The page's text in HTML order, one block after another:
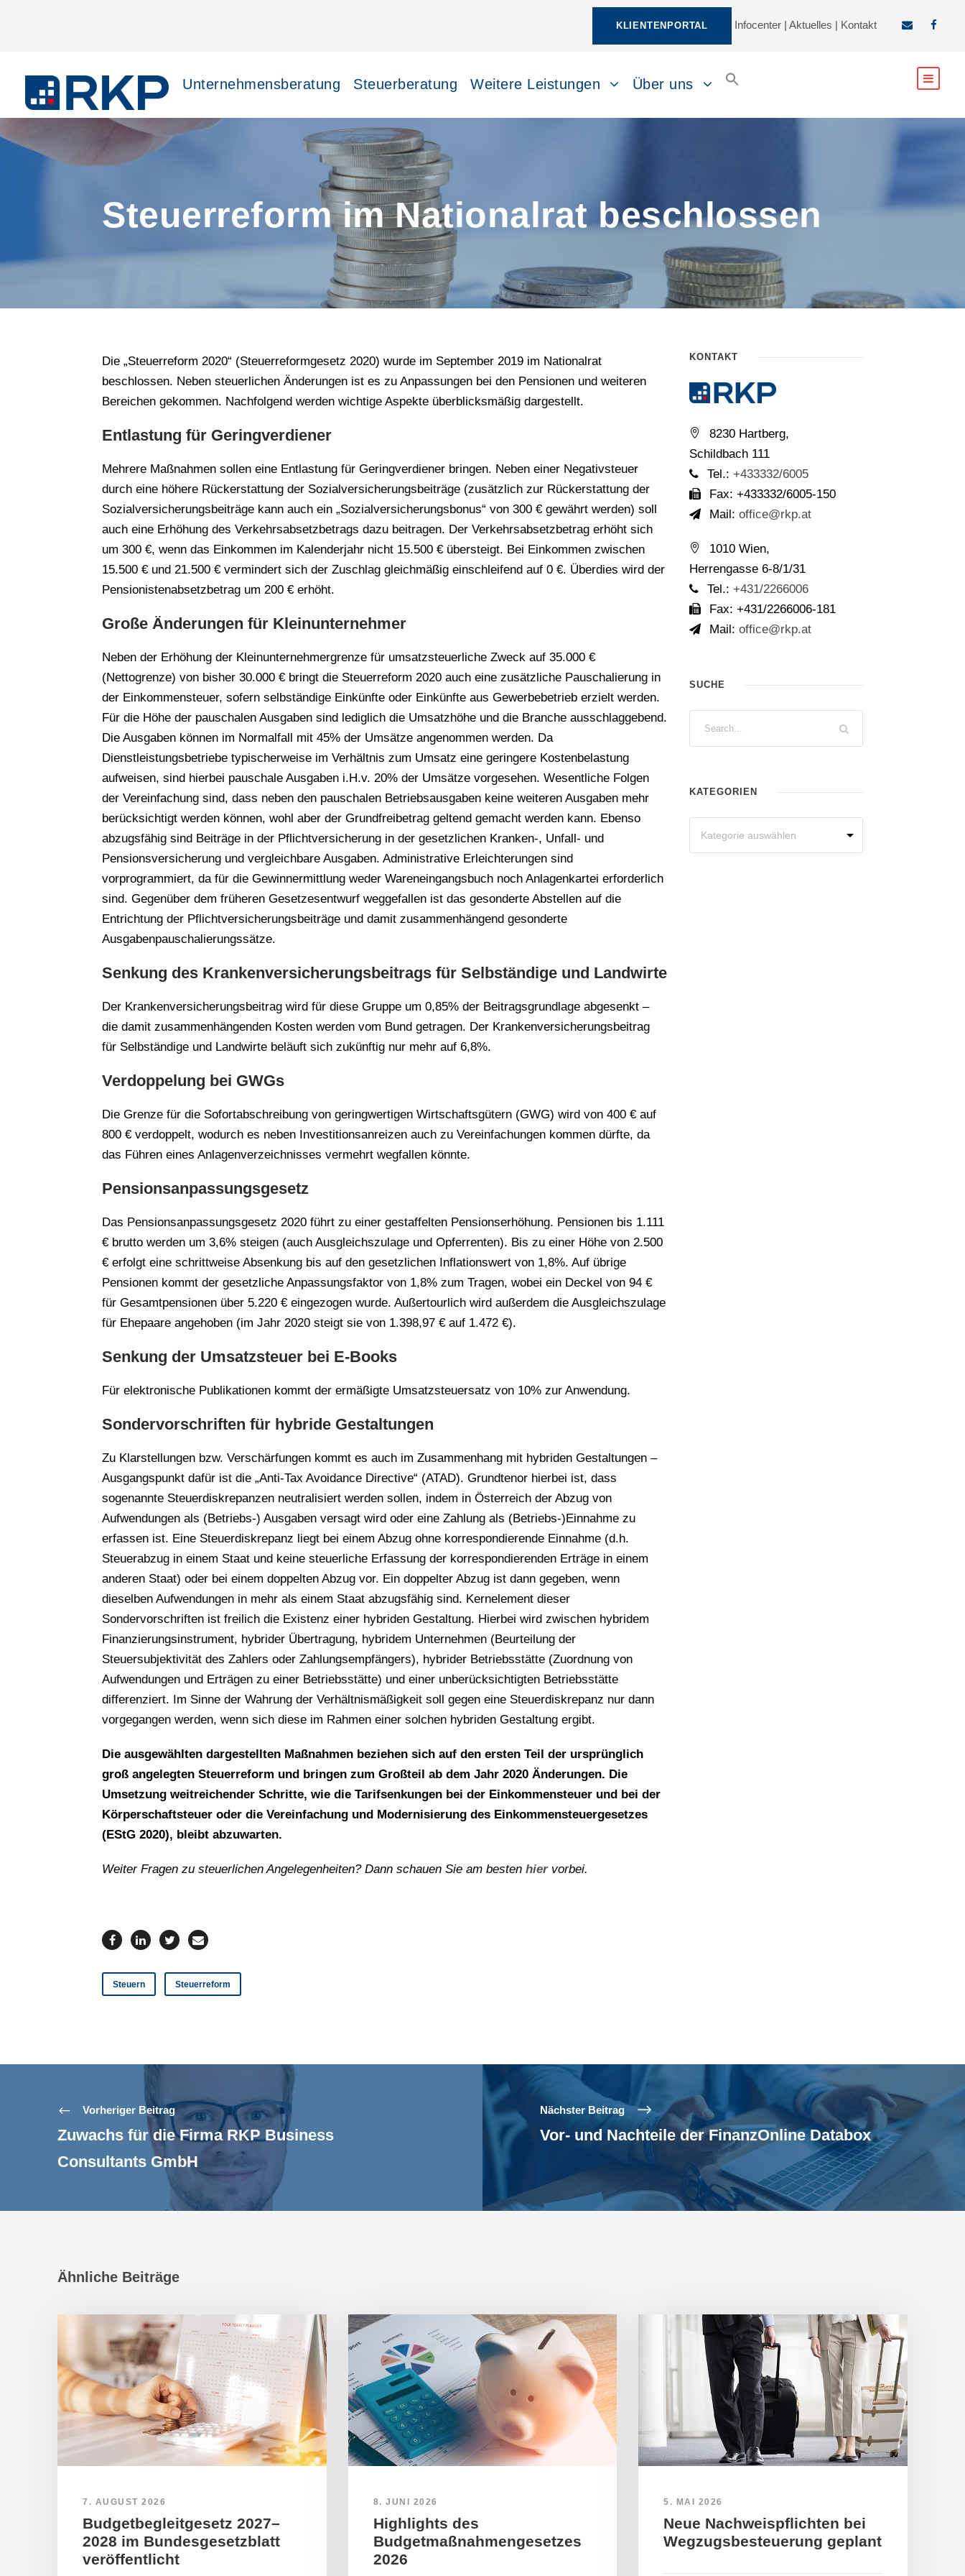
KLIENTENPORTAL Infocenter | Aktuelles | Kontakt
Unternehmensberatung Steuerberatung Weitere Leistungen Über uns
Steuerreform im Nationalrat beschlossen
Die „Steuerreform 2020“ (Steuerreformgesetz 2020) wurde im September 2019 im Nationalrat
beschlossen. Neben steuerlichen Änderungen ist es zu Anpassungen bei den Pensionen und weiteren
Bereichen gekommen. Nachfolgend werden wichtige Aspekte überblicksmäßig dargestellt.
Entlastung für Geringverdiener
Mehrere Maßnahmen sollen eine Entlastung für Geringverdiener bringen. Neben einer Negativsteuer
durch eine höhere Rückerstattung der Sozialversicherungsbeiträge (zusätzlich zur Rückerstattung der
Sozialversicherungsbeiträge kann auch ein „Sozialversicherungsbonus“ von 300 € gewährt werden) soll
auch eine Erhöhung des Verkehrsabsetzbetrags dazu beitragen. Der Verkehrsabsetzbetrag erhöht sich
um 300 €, wenn das Einkommen im Kalenderjahr nicht 15.500 € übersteigt. Bei Einkommen zwischen
15.500 € und 21.500 € vermindert sich der Zuschlag gleichmäßig einschleifend auf 0 €. Überdies wird der
Pensionistenabsetzbetrag um 200 € erhöht.
Große Änderungen für Kleinunternehmer
Neben der Erhöhung der Kleinunternehmergrenze für umsatzsteuerliche Zweck auf 35.000 €
(Nettogrenze) von bisher 30.000 € bringt die Steuerreform 2020 auch eine zusätzliche Pauschalierung in
der Einkommensteuer, sofern selbständige Einkünfte oder Einkünfte aus Gewerbebetrieb erzielt werden.
Für die Höhe der pauschalen Ausgaben sind lediglich die Umsatzhöhe und die Branche ausschlaggebend.
Die Ausgaben können im Normalfall mit 45% der Umsätze angenommen werden. Da
Dienstleistungsbetriebe typischerweise im Verhältnis zum Umsatz eine geringere Kostenbelastung
aufweisen, sind hierbei pauschale Ausgaben i.H.v. 20% der Umsätze vorgesehen. Wesentliche Folgen
der Vereinfachung sind, dass neben den pauschalen Betriebsausgaben keine weiteren Ausgaben mehr
berücksichtigt werden können, wohl aber der Grundfreibetrag geltend gemacht werden kann. Ebenso
abzugsfähig sind Beiträge in der Pflichtversicherung in der gesetzlichen Kranken-, Unfall- und
Pensionsversicherung und vergleichbare Ausgaben. Administrative Erleichterungen sind
vorprogrammiert, da für die Gewinnermittlung weder Wareneingangsbuch noch Anlagenkartei erforderlich
sind. Gegenüber dem früheren Gesetzesentwurf weggefallen ist das gesonderte Abstellen auf die
Entrichtung der Pflichtversicherungsbeiträge und damit zusammenhängend gesonderte
Ausgabenpauschalierungssätze.
Senkung des Krankenversicherungsbeitrags für Selbständige und Landwirte
Der Krankenversicherungsbeitrag wird für diese Gruppe um 0,85% der Beitragsgrundlage abgesenkt –
die damit zusammenhängenden Kosten werden vom Bund getragen. Der Krankenversicherungsbeitrag
für Selbständige und Landwirte beläuft sich zukünftig nur mehr auf 6,8%.
Verdoppelung bei GWGs
Die Grenze für die Sofortabschreibung von geringwertigen Wirtschaftsgütern (GWG) wird von 400 € auf
800 € verdoppelt, wodurch es neben Investitionsanreizen auch zu Vereinfachungen kommen dürfte, da
das Führen eines Anlagenverzeichnisses vermehrt wegfallen könnte.
Pensionsanpassungsgesetz
Das Pensionsanpassungsgesetz 2020 führt zu einer gestaffelten Pensionserhöhung. Pensionen bis 1.111
€ brutto werden um 3,6% steigen (auch Ausgleichszulage und Opferrenten). Bis zu einer Höhe von 2.500
€ erfolgt eine schrittweise Absenkung bis auf den gesetzlichen Inflationswert von 1,8%. Auf übrige
Pensionen kommt der gesetzliche Anpassungsfaktor von 1,8% zum Tragen, wobei ein Deckel von 94 €
für Gesamtpensionen über 5.220 € eingezogen wurde. Außertourlich wird außerdem die Ausgleichszulage
für Ehepaare angehoben (im Jahr 2020 steigt sie von 1.398,97 € auf 1.472 €).
Senkung der Umsatzsteuer bei E-Books
Für elektronische Publikationen kommt der ermäßigte Umsatzsteuersatz von 10% zur Anwendung.
Sondervorschriften für hybride Gestaltungen
Zu Klarstellungen bzw. Verschärfungen kommt es auch im Zusammenhang mit hybriden Gestaltungen –
Ausgangspunkt dafür ist die „Anti-Tax Avoidance Directive“ (ATAD). Grundtenor hierbei ist, dass
sogenannte Steuerdiskrepanzen neutralisiert werden sollen, indem in Österreich der Abzug von
Aufwendungen als (Betriebs-) Ausgaben versagt wird oder eine Zahlung als (Betriebs-)Einnahme zu
erfassen ist. Eine Steuerdiskrepanz liegt bei einem Abzug ohne korrespondierende Einnahme (d.h.
Steuerabzug in einem Staat und keine steuerliche Erfassung der korrespondierenden Erträge in einem
anderen Staat) oder bei einem doppelten Abzug vor. Ein doppelter Abzug ist dann gegeben, wenn
dieselben Aufwendungen in mehr als einem Staat abzugsfähig sind. Kernelement dieser
Sondervorschriften ist freilich die Existenz einer hybriden Gestaltung. Hierbei wird zwischen hybridem
Finanzierungsinstrument, hybrider Übertragung, hybridem Unternehmen (Beurteilung der
Steuersubjektivität des Zahlers oder Zahlungsempfängers), hybrider Betriebsstätte (Zuordnung von
Aufwendungen und Erträgen zu einer Betriebsstätte) und einer unberücksichtigten Betriebsstätte
differenziert. Im Sinne der Wahrung der Verhältnismäßigkeit soll gegen eine Steuerdiskrepanz nur dann
vorgegangen werden, wenn sich diese im Rahmen einer solchen hybriden Gestaltung ergibt.
Die ausgewählten dargestellten Maßnahmen beziehen sich auf den ersten Teil der ursprünglich
groß angelegten Steuerreform und bringen zum Großteil ab dem Jahr 2020 Änderungen. Die
Umsetzung weitreichender Schritte, wie die Tarifsenkungen bei der Einkommensteuer und bei der
Körperschaftsteuer oder die Vereinfachung und Modernisierung des Einkommensteuergesetzes
(EStG 2020), bleibt abzuwarten.
Weiter Fragen zu steuerlichen Angelegenheiten? Dann schauen Sie am besten hier vorbei.
Steuern Steuerreform
KONTAKT
8230 Hartberg,
Schildbach 111
Tel.: +433332/6005
Fax: +433332/6005-150
Mail: office@rkp.at
1010 Wien,
Herrengasse 6-8/1/31
Tel.: +431/2266006
Fax: +431/2266006-181
Mail: office@rkp.at
SUCHE
KATEGORIEN
Vorheriger Beitrag
Zuwachs für die Firma RKP Business
Consultants GmbH
Nächster Beitrag
Vor- und Nachteile der FinanzOnline Databox
Ähnliche Beiträge
7. AUGUST 2026
Budgetbegleitgesetz 2027–
2028 im Bundesgesetzblatt
veröffentlicht
8. JUNI 2026
Highlights des
Budgetmaßnahmengesetzes
2026
5. MAI 2026
Neue Nachweispflichten bei
Wegzugsbesteuerung geplant